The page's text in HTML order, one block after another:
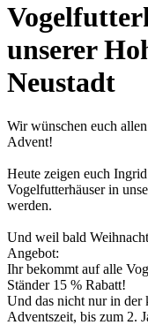
unserer
Neustadt
Wir wünschen euch
Advent!
Heute zeigen euch
Vogelfutterhäuser in
werden.
Und weil bald
Angebot:
Ihr bekommt auf alle
Ständer 15 % Rabatt!
Und das nicht nur in der
Adventszeit, bis zum 2.